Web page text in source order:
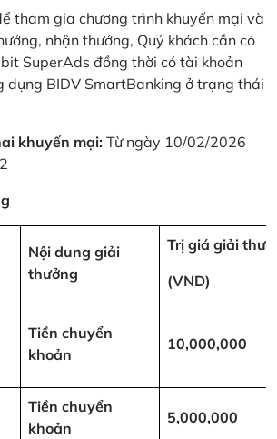
tham gia chương trình khuyến mại và
nhận thưởng, Quý khách cần có
SuperAds đồng thời có tài khoản
dụng BIDV SmartBanking ở trạng thái
khuyến mại: Từ ngày 10/02/2026
Nội dung giải
thưởng
Trị giá giải
(VND)
Tiền chuyển
khoản
10,000,000
Tiền chuyển
khoản
5,000,000